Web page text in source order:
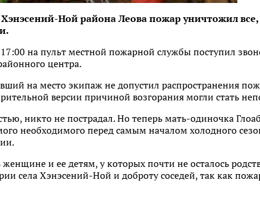
Хэнэсений-Ной района Леова пожар уничтожил
на пульт местной пожарной службы поступил
центра.
на место экипаж не допустил распространения
версии причиной возгорания могли стать
никто не пострадал. Но теперь мать-одиночка
необходимого перед самым началом холодного
женщине и ее детям, у которых почти не осталось
села Хэнэсений-Ной и доброту соседей, так как